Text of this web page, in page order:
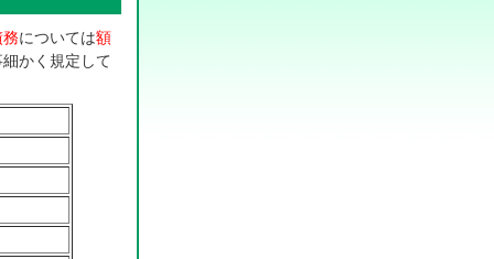
務については額
細かく規定して